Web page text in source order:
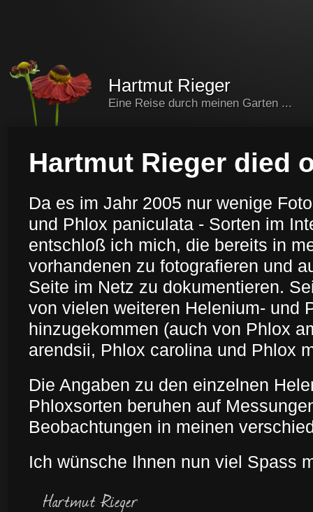
Hartmut Rieger
Eine Reise durch meinen Garten ...
Hartmut Rieger died
Da es im Jahr 2005 nur wenige
und Phlox paniculata - Sorten im
entschloß ich mich, die bereits in
vorhandenen zu fotografieren und
Seite im Netz zu dokumentieren.
von vielen weiteren Helenium- und
hinzugekommen (auch von Phlox
arendsii, Phlox carolina und Phlox
Die Angaben zu den einzelnen
Phloxsorten beruhen auf
Beobachtungen in meinen
Ich wünsche Ihnen nun viel Spass